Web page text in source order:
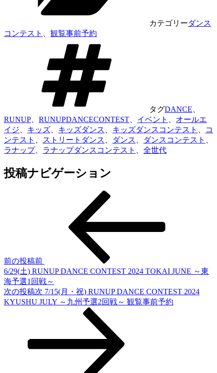
カテゴリーダンス
コンテスト
観覧事前予約
タグDANCE
RUNUP
RUNUPDANCECONTEST イベント
オールエ
イジ
キッズ キッズダンス キッズダンスコンテスト
コ
ンテスト
ストリートダンス ダンス ダンスコンテスト
ラナップ、 ラナップダンスコンテスト 全世代
投稿ナビゲーション
前の投稿前
6/29(土) RUNUP DANCE CONTEST 2024 TOKAI JUNE ～東
海予選1回戦～
次の投稿次 7/15(月・祝) RUNUP DANCE CONTEST 2024
KYUSHU JULY ～九州予選2回戦～ 観覧事前予約